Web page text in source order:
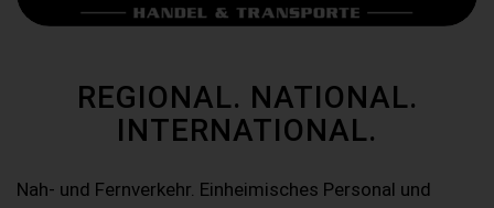
REGIONAL. NATIONAL.
INTERNATIONAL.
Nah- und Fernverkehr. Einheimisches Personal und